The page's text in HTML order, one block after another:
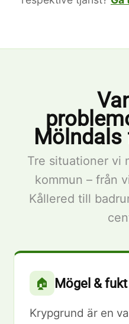
Tre situationer vi
kommun – från
Kållered till
🏠 Mögel &
Krypgrund är en